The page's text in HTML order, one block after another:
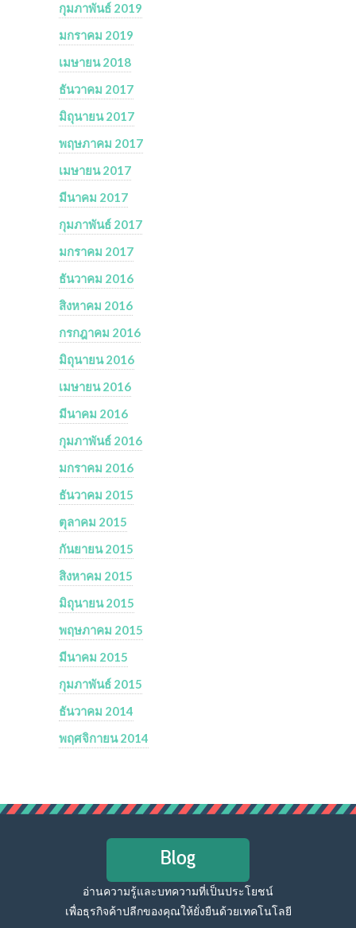
กุมภาพันธ์ 2019
มกราคม 2019
เมษายน 2018
ธันวาคม 2017
มิถุนายน 2017
พฤษภาคม 2017
เมษายน 2017
มีนาคม 2017
กุมภาพันธ์ 2017
มกราคม 2017
ธันวาคม 2016
สิงหาคม 2016
กรกฎาคม 2016
มิถุนายน 2016
เมษายน 2016
มีนาคม 2016
กุมภาพันธ์ 2016
มกราคม 2016
ธันวาคม 2015
ตุลาคม 2015
กันยายน 2015
สิงหาคม 2015
มิถุนายน 2015
พฤษภาคม 2015
มีนาคม 2015
กุมภาพันธ์ 2015
ธันวาคม 2014
พฤศจิกายน 2014
Blog
อ่านความรู้และบทความที่เป็นประโยชน์
เพื่อธุรกิจค้าปลีกของคุณให้ยั่งยืนด้วยเทคโนโลยี